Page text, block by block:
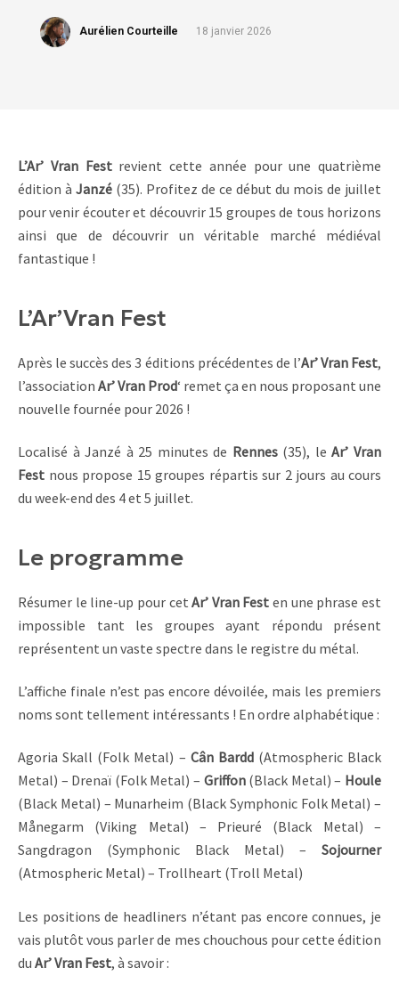
Aurélien Courteille 18 janvier 2026
L’Ar’ Vran Festrevient cette année pour une quatrième
édition à Janzé (35). Profitez de ce début du mois de juillet
pour venir écouter et découvrir 15 groupes de tous horizons
ainsi que de découvrir un véritable marché médiéval
fantastique !
L’Ar’Vran Fest
Après le succès des 3 éditions précédentes de l’Ar’ Vran Fest,
l’association Ar’ Vran Prod‘ remet ça en nous proposant une
nouvelle fournée pour 2026 !
Localisé à Janzé à 25 minutes de Rennes(35), leAr’ Vran
Fest nous propose 15 groupes répartis sur 2 jours au cours
du week-end des 4 et 5 juillet.
Le programme
Résumer le line-up pour cetAr’ Vran Fest en une phrase est
impossible tant les groupes ayant répondu présent
représentent un vaste spectre dans le registre du métal.
L’affiche finale n’est pas encore dévoilée, mais les premiers
noms sont tellement intéressants ! En ordre alphabétique :
Agoria Skall (Folk Metal) – Cân Bardd(Atmospheric Black
Metal) – Drenaï (Folk Metal) – Griffon(Black Metal) – Houle
(Black Metal) – Munarheim (Black Symphonic Folk Metal) –
Månegarm (Viking Metal) – Prieuré (Black Metal) –
Sangdragon (Symphonic Black Metal) – Sojourner
(Atmospheric Metal) – Trollheart (Troll Metal)
Les positions de headliners n’étant pas encore connues, je
vais plutôt vous parler de mes chouchous pour cette édition
du Ar’ Vran Fest, à savoir :